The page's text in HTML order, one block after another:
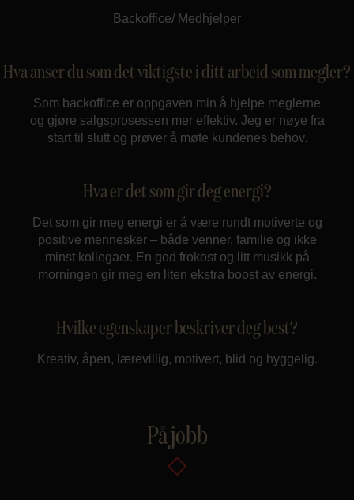
Backoffice/ Medhjelper
Hva anser du som det viktigste i ditt arbeid som megler?
Som backoffice er oppgaven min å hjelpe meglerne
og gjøre salgsprosessen mer effektiv. Jeg er nøye fra
start til slutt og prøver å møte kundenes behov.
Hva er det som gir deg energi?
Det som gir meg energi er å være rundt motiverte og
positive mennesker – både venner, familie og ikke
minst kollegaer. En god frokost og litt musikk på
morningen gir meg en liten ekstra boost av energi.
Hvilke egenskaper beskriver deg best?
Kreativ, åpen, lærevillig, motivert, blid og hyggelig.
På jobb